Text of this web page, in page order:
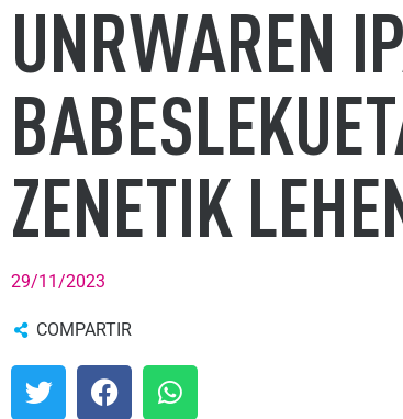
UNRWAREN
ZENETIK
29/11/2023
COMPARTIR